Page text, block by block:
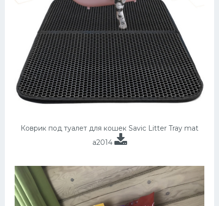
Коврик под туалет для кошек Savic Litter Tray mat
a2014